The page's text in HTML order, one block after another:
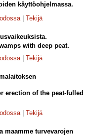
käyttöohjelmassa.
| Tekijä
with deep peat.
| Tekijä
erection of the peat-fulled
| Tekijä
maamme turvevarojen